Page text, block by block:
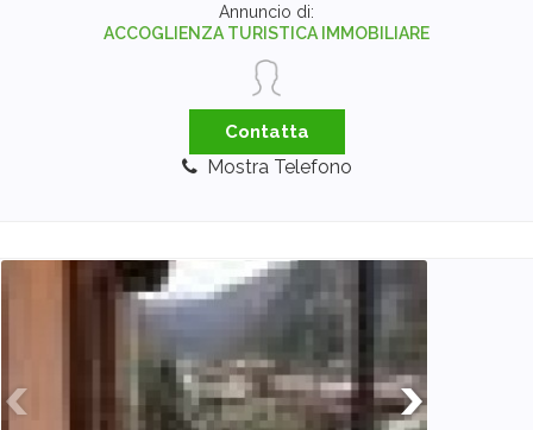
Annuncio di:
ACCOGLIENZA TURISTICA IMMOBILIARE
Contatta
Mostra Telefono